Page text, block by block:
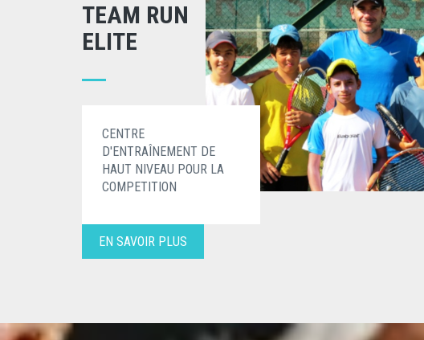
TEAM RUN
ELITE
CENTRE
D'ENTRAÎNEMENT DE
HAUT NIVEAU POUR LA
COMPETITION
EN SAVOIR PLUS